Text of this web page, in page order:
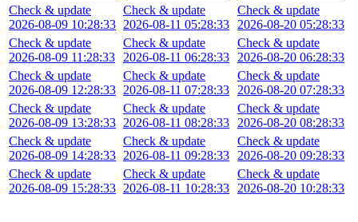
Check & update
2026-08-09 10:28:33
Check & update
2026-08-09 11:28:33
Check & update
2026-08-09 12:28:33
Check & update
2026-08-09 13:28:33
Check & update
2026-08-09 14:28:33
Check & update
2026-08-09 15:28:33
Check & update
2026-08-11 05:28:33
Check & update
2026-08-11 06:28:33
Check & update
2026-08-11 07:28:33
Check & update
2026-08-11 08:28:33
Check & update
2026-08-11 09:28:33
Check & update
2026-08-11 10:28:33
Check & update
2026-08-20 05:28:33
Check & update
2026-08-20 06:28:33
Check & update
2026-08-20 07:28:33
Check & update
2026-08-20 08:28:33
Check & update
2026-08-20 09:28:33
Check & update
2026-08-20 10:28:33